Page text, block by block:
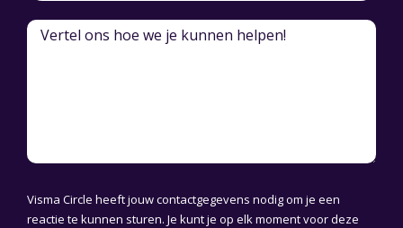
Visma Circle heeft jouw contactgegevens nodig om je een
reactie te kunnen sturen. Je kunt je op elk moment voor deze